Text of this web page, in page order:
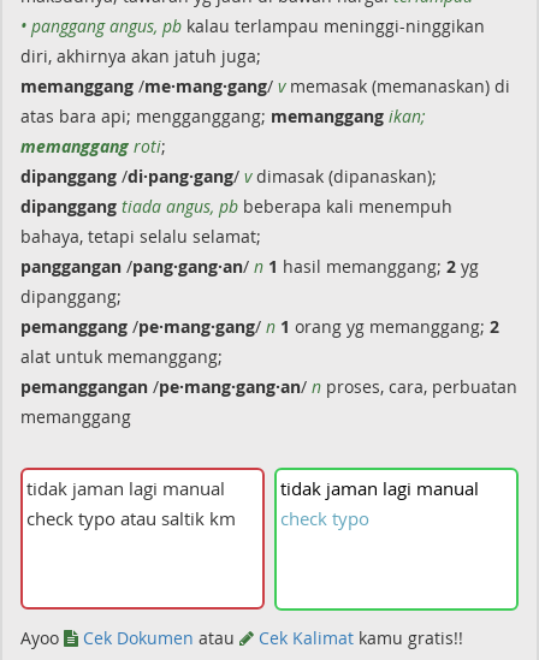
• panggang angus, pb kalau terlampau meninggi-ninggikan
diri, akhirnya akan jatuh juga;
memanggang /me·mang·gang/ vmemasak (memanaskan) di
atas bara api; mengganggang; memanggang ikan;
memanggang roti;
dipanggang /di·pang·gang/ vdimasak (dipanaskan);
dipanggang tiada angus, pb beberapa kali menempuh
bahaya, tetapi selalu selamat;
panggangan /pang·gang·an/ n 1 hasil memanggang; 2 yg
dipanggang;
pemanggang /pe·mang·gang/ n 1 orang yg memanggang; 2
alat untuk memanggang;
pemanggangan /pe·mang·gang·an/ n proses, cara, perbuatan
memanggang
tidak jaman lagi manual
check typo
Ayoo Cek Dokumen atau Cek Kalimat kamu gratis!!